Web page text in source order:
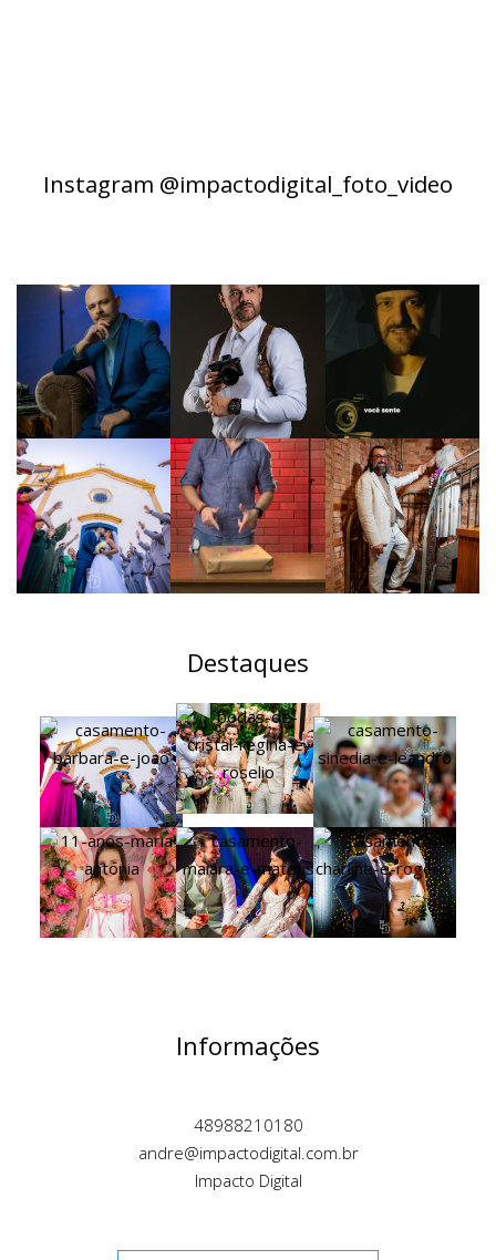
Instagram @impactodigital_foto_video
Destaques
Informações
48988210180
andre@impactodigital.com.br
Impacto Digital